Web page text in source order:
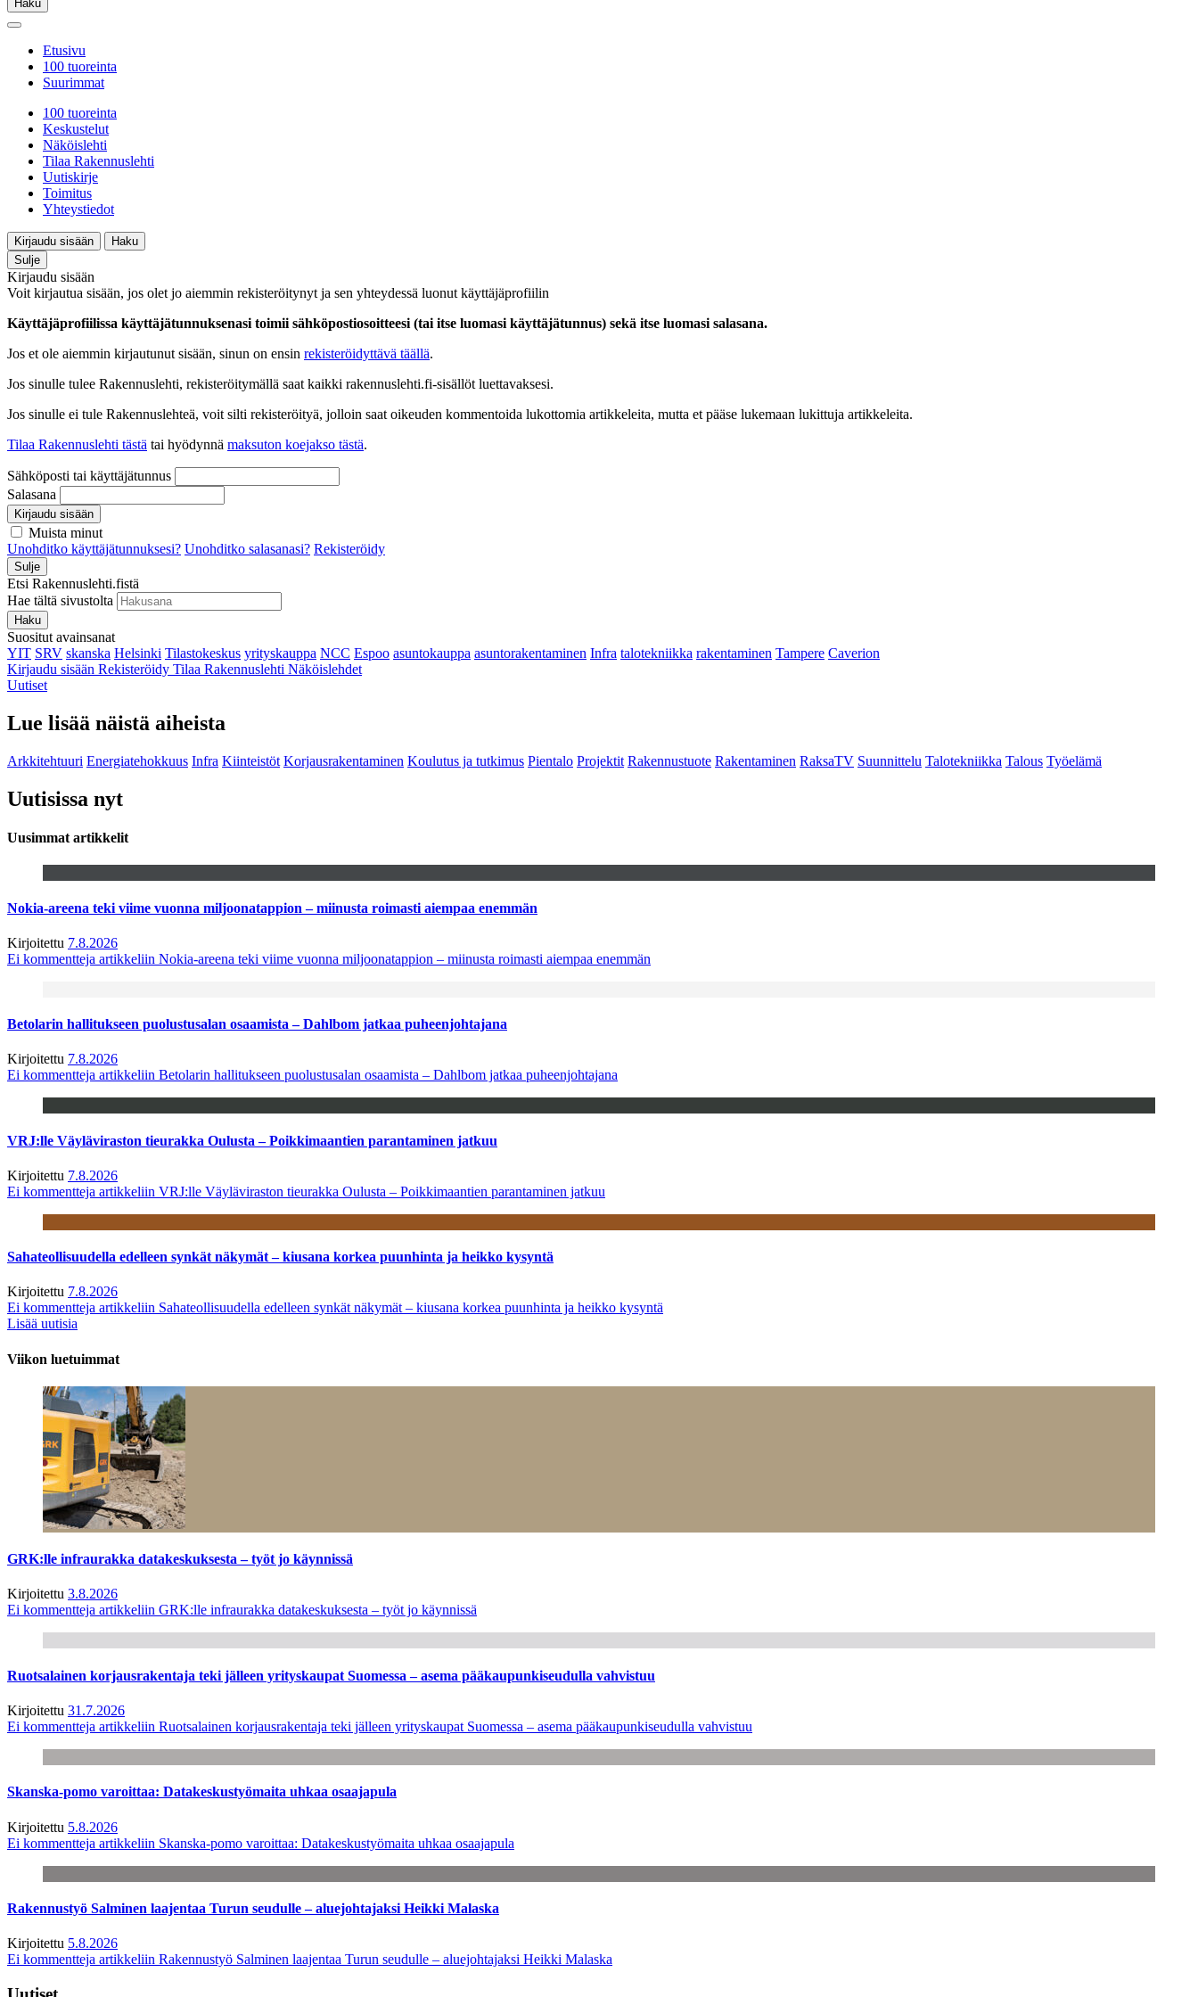
Haku
Etusivu
100 tuoreinta
Suurimmat
100 tuoreinta
Keskustelut
Näköislehti
Tilaa Rakennuslehti
Uutiskirje
Toimitus
Yhteystiedot
Kirjaudu sisään
Haku
Sulje
Kirjaudu sisään
Voit kirjautua sisään, jos olet jo aiemmin rekisteröitynyt ja sen yhteydessä luonut käyttäjäprofiilin
Käyttäjäprofiilissa käyttäjätunnuksenasi toimii sähköpostiosoitteesi (tai itse luomasi käyttäjätunnus) sekä itse luomasi salasana.
Jos et ole aiemmin kirjautunut sisään, sinun on ensin rekisteröidyttävä täällä.
Jos sinulle tulee Rakennuslehti, rekisteröitymällä saat kaikki rakennuslehti.fi-sisällöt luettavaksesi.
Jos sinulle ei tule Rakennuslehteä, voit silti rekisteröityä, jolloin saat oikeuden kommentoida lukottomia artikkeleita, mutta et pääse lukemaan lukittuja artikkeleita.
Tilaa Rakennuslehti tästä tai hyödynnä maksuton koejakso tästä.
Sähköposti tai käyttäjätunnus
Salasana
Kirjaudu sisään
Muista minut
Unohditko käyttäjätunnuksesi? Unohditko salasanasi? Rekisteröidy
Sulje
Etsi Rakennuslehti.fistä
Hae tältä sivustolta
Haku
Suositut avainsanat
YIT SRV skanska Helsinki Tilastokeskus yrityskauppa NCC Espoo asuntokauppa asuntorakentaminen Infra talotekniikka rakentaminen Tampere Caverion
Kirjaudu sisään Rekisteröidy Tilaa Rakennuslehti Näköislehdet
Uutiset
Lue lisää näistä aiheista
Arkkitehtuuri Energiatehokkuus Infra Kiinteistöt Korjausrakentaminen Koulutus ja tutkimus Pientalo Projektit Rakennustuote Rakentaminen RaksaTV Suunnittelu Talotekniikka Talous Työelämä
Uutisissa nyt
Uusimmat artikkelit
Nokia-areena teki viime vuonna miljoonatappion – miinusta roimasti aiempaa enemmän
Kirjoitettu 7.8.2026
Ei kommentteja artikkeliin Nokia-areena teki viime vuonna miljoonatappion – miinusta roimasti aiempaa enemmän
Betolarin hallitukseen puolustusalan osaamista – Dahlbom jatkaa puheenjohtajana
Kirjoitettu 7.8.2026
Ei kommentteja artikkeliin Betolarin hallitukseen puolustusalan osaamista – Dahlbom jatkaa puheenjohtajana
VRJ:lle Väyläviraston tieurakka Oulusta – Poikkimaantien parantaminen jatkuu
Kirjoitettu 7.8.2026
Ei kommentteja artikkeliin VRJ:lle Väyläviraston tieurakka Oulusta – Poikkimaantien parantaminen jatkuu
Sahateollisuudella edelleen synkät näkymät – kiusana korkea puunhinta ja heikko kysyntä
Kirjoitettu 7.8.2026
Ei kommentteja artikkeliin Sahateollisuudella edelleen synkät näkymät – kiusana korkea puunhinta ja heikko kysyntä
Lisää uutisia
Viikon luetuimmat
GRK:lle infraurakka datakeskuksesta – työt jo käynnissä
Kirjoitettu 3.8.2026
Ei kommentteja artikkeliin GRK:lle infraurakka datakeskuksesta – työt jo käynnissä
Ruotsalainen korjausrakentaja teki jälleen yrityskaupat Suomessa – asema pääkaupunkiseudulla vahvistuu
Kirjoitettu 31.7.2026
Ei kommentteja artikkeliin Ruotsalainen korjausrakentaja teki jälleen yrityskaupat Suomessa – asema pääkaupunkiseudulla vahvistuu
Skanska-pomo varoittaa: Datakeskustyömaita uhkaa osaajapula
Kirjoitettu 5.8.2026
Ei kommentteja artikkeliin Skanska-pomo varoittaa: Datakeskustyömaita uhkaa osaajapula
Rakennustyö Salminen laajentaa Turun seudulle – aluejohtajaksi Heikki Malaska
Kirjoitettu 5.8.2026
Ei kommentteja artikkeliin Rakennustyö Salminen laajentaa Turun seudulle – aluejohtajaksi Heikki Malaska